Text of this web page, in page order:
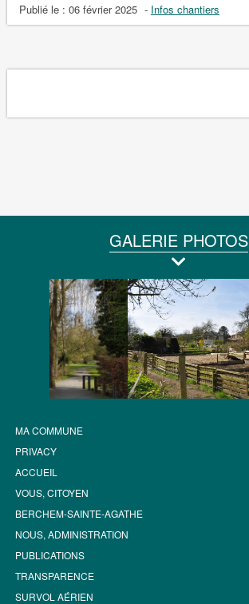
Publié le : 06 février 2025 - Infos chantiers
GALERIE PHOTOS
MA COMMUNE
PRIVACY
ACCUEIL
VOUS, CITOYEN
BERCHEM-SAINTE-AGATHE
NOUS, ADMINISTRATION
PUBLICATIONS
TRANSPARENCE
SURVOL AÉRIEN